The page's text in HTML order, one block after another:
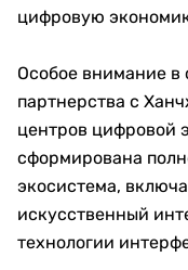
цифровую
Особое внимание в
партнерства с
центров цифровой
сформирована
экосистема,
искусственный
технологии